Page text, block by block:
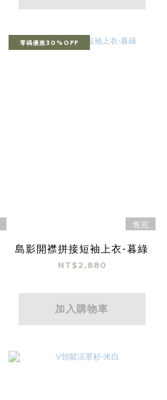
零碼優惠30%OFF
售完
島影開襟拼接短袖上衣-暮綠
NT$2,880
加入購物車